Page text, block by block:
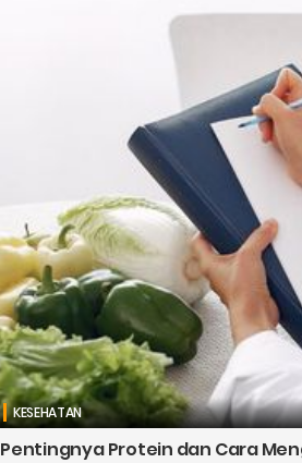
KESEHATAN
Pentingnya Protein dan Cara